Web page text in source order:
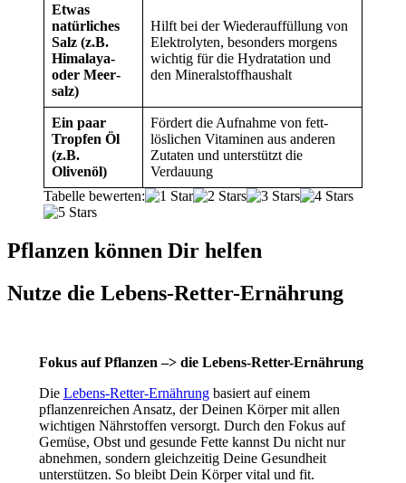
Etwas
natürliches
Salz (z.B.
Himalaya-
oder Meer­
salz)
Hilft bei der Wieder­auffüllung von
Elektrolyten, besonders morgens
wichtig für die Hydratation und
den Mineral­stoff­haushalt
Ein paar
Tropfen Öl
(z.B.
Olivenöl)
Fördert die Auf­nahme von fett­
löslichen Vitaminen aus anderen
Zutaten und unterstützt die
Verdauung
Tabelle bewerten:
Pflanzen können Dir helfen
Nutze die Lebens-Retter-Ernährung
Fokus auf Pflanzen –> die Lebens-Retter-Ernährung
Die Lebens-Retter-Ernährungbasiert auf einem
pflanzenreichen Ansatz, der Deinen Körper mit allen
wichtigen Nährstoffen versorgt. Durch den Fokus auf
Gemüse, Obst und gesunde Fette kannst Du nicht nur
abnehmen, sondern gleichzeitig Deine Gesundheit
unterstützen. So bleibt Dein Körper vital und fit.